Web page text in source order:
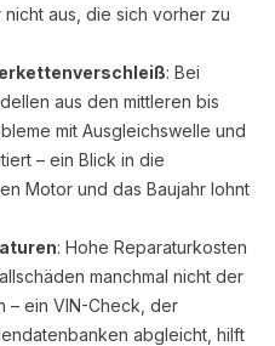
aus, die sich vorher zu
: Bei
aus den mittleren bis
mit Ausgleichswelle und
– ein Blick in die
Motor und das Baujahr lohnt
: Hohe Reparaturkosten
manchmal nicht der
– ein VIN-Check, der
abgleicht, hilft